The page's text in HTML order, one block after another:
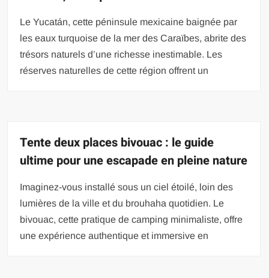
Le Yucatán, cette péninsule mexicaine baignée par
les eaux turquoise de la mer des Caraïbes, abrite des
trésors naturels d’une richesse inestimable. Les
réserves naturelles de cette région offrent un
Tente deux places bivouac : le guide
ultime pour une escapade en pleine nature
Imaginez-vous installé sous un ciel étoilé, loin des
lumières de la ville et du brouhaha quotidien. Le
bivouac, cette pratique de camping minimaliste, offre
une expérience authentique et immersive en